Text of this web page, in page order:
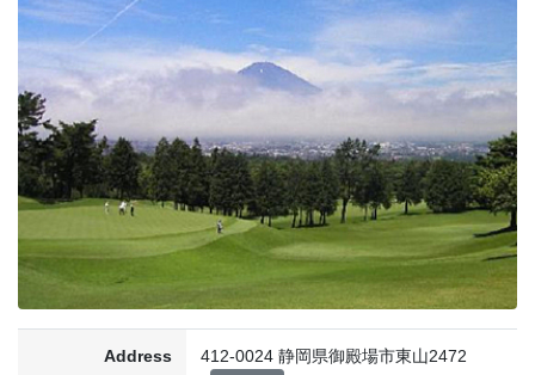
Address
412-0024 静岡県御殿場市東山2472